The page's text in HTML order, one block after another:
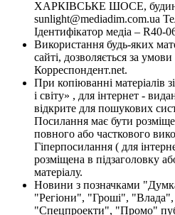
ХАРКІВСЬКЕ ШОСЕ,
sunlight@mediadim.com.ua
Ідентифікатор медіа – R40-
Використання будь-яких
сайті, дозволяється за
Корреспондент.net.
При копіюванні матеріалів
і світу» , для інтернет -
відкрите для пошукових
Посилання має бути
повного або часткового
Гіперпосилання ( для
розміщена в підзаголовку
матеріалу.
Новини з позначками
"Регіони", "Гроші",
"Спецпроекти", "Промо"